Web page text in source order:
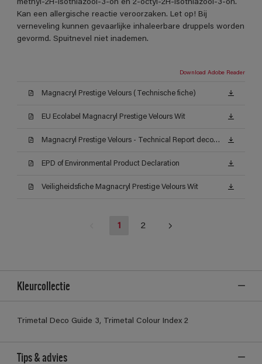
methyl-2H-isothiazool-3-on en 2-octyl-2H-isothiazool-3-on.
Kan een allergische reactie veroorzaken. Let op! Bij
verneveling kunnen gevaarlijke inhaleerbare druppels worden
gevormd. Spuitnevel niet inademen.
Download Adobe Reader
Magnacryl Prestige Velours (Technische fiche)
EU Ecolabel Magnacryl Prestige Velours Wit
Magnacryl Prestige Velours - Technical Report decontamineerbaarheid (Certificat)
EPD of Environmental Product Declaration
Veiligheidsfiche Magnacryl Prestige Velours Wit
1 2
Kleurcollectie
Trimetal Deco Guide 3, Trimetal Colour Index 2
Tips & advies